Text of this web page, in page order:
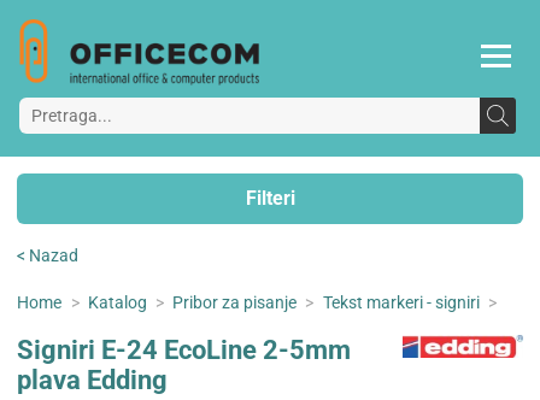
Filteri
< Nazad
Home > Katalog > Pribor za pisanje > Tekst markeri - signiri >
Signiri E-24 EcoLine 2-5mm
plava Edding